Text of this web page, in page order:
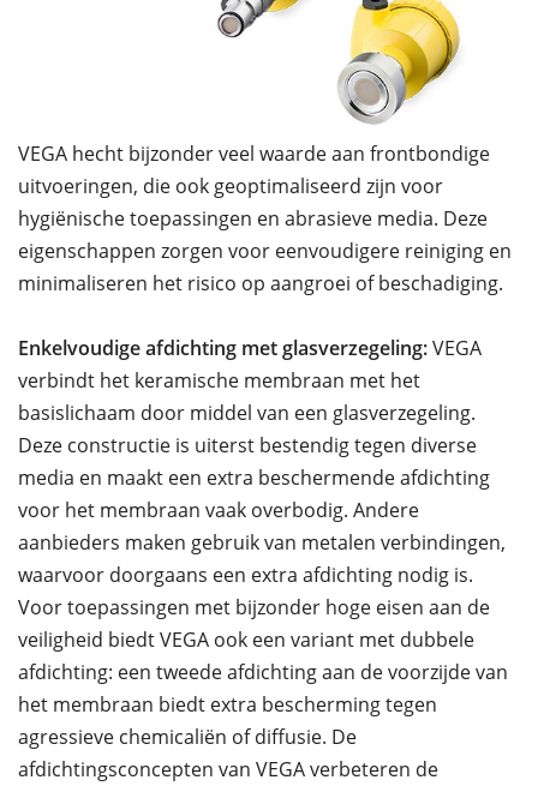
VEGA hecht bijzonder veel waarde aan frontbondige
uitvoeringen, die ook geoptimaliseerd zijn voor
hygiënische toepassingen en abrasieve media. Deze
eigenschappen zorgen voor eenvoudigere reiniging en
minimaliseren het risico op aangroei of beschadiging.
Enkelvoudige afdichting met glasverzegeling:VEGA
verbindt het keramische membraan met het
basislichaam door middel van een glasverzegeling.
Deze constructie is uiterst bestendig tegen diverse
media en maakt een extra beschermende afdichting
voor het membraan vaak overbodig. Andere
aanbieders maken gebruik van metalen verbindingen,
waarvoor doorgaans een extra afdichting nodig is.
Voor toepassingen met bijzonder hoge eisen aan de
veiligheid biedt VEGA ook een variant met dubbele
afdichting: een tweede afdichting aan de voorzijde van
het membraan biedt extra bescherming tegen
agressieve chemicaliën of diffusie. De
afdichtingsconcepten van VEGA verbeteren de